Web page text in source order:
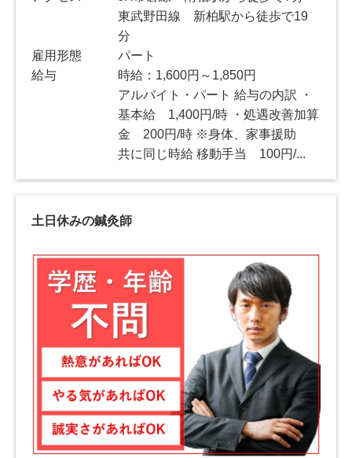
東武野田線 新柏駅から徒歩で19
分
雇用形態
パート
給与
時給：1,600円～1,850円
アルバイト・パート 給与の内訳 ・
基本給 1,400円/時 ・処遇改善加算
金 200円/時 ※身体、家事援助
共に同じ時給 移動手当 100円/...
土日休みの鍼灸師